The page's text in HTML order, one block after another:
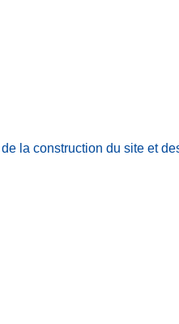
la construction du site et